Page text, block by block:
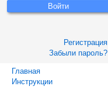
Регистрация
Забыли пароль?
Главная
Инструкции